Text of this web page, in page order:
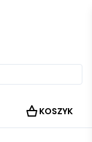
KOSZYK